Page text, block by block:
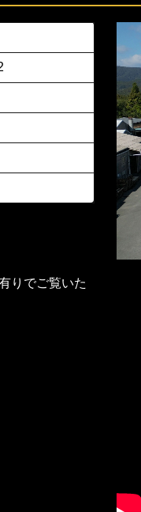
りでご覧いた